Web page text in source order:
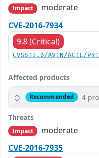
Impact
moderate
CVE-2016-7934
9.8 (Critical)
CVSS:3.0/AV:N/AC:L/
Affected products
Recommended 4
Threats
Impact
moderate
CVE-2016-7935